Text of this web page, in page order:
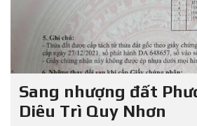
Sang nhượng đất
Diêu Trì Quy Nhơn